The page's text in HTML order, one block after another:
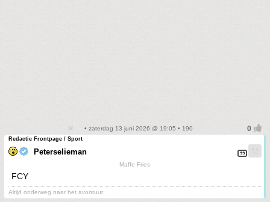
• zaterdag 13 juni 2026 @ 19:05 • 190
Redactie Frontpage / Sport
Peterselieman
Maffe Fries
FCY
Altijd onderweg naar het avontuur